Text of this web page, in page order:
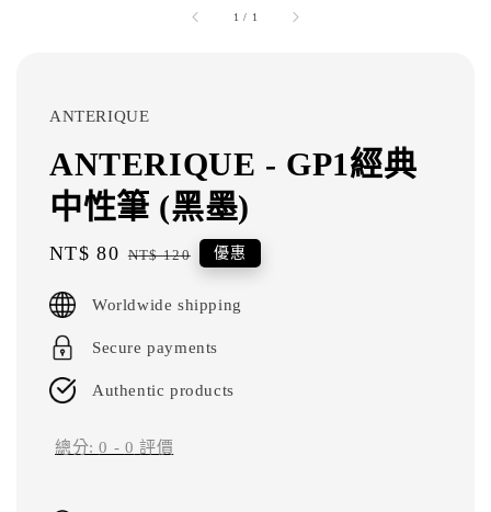
1 / 1
ANTERIQUE
ANTERIQUE - GP1經典
中性筆 (黑墨)
Sale
NT$ 80 Regular
NT$ 120 優惠
Worldwide shipping
Secure payments
Authentic products
總分:0 - 0 評價